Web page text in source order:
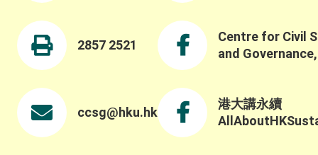
2857 2521
ccsg@hku.hk
Centre for Civil
and
港大講永續